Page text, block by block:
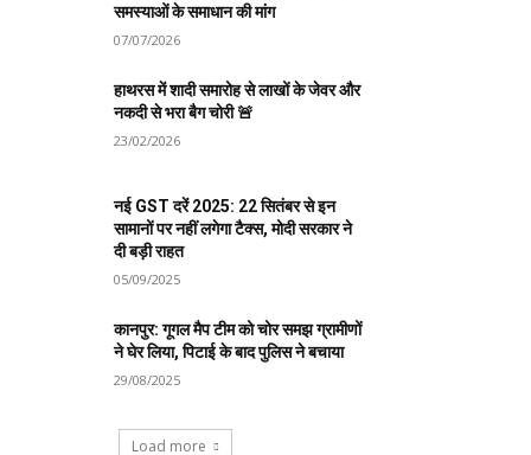
समस्याओं के समाधान की मांग
07/07/2026
हाथरस में शादी समारोह से लाखों के जेवर और
नकदी से भरा बैग चोरी 🚨
23/02/2026
नई GST दरें 2025: 22 सितंबर से इन
सामानों पर नहीं लगेगा टैक्स, मोदी सरकार ने
दी बड़ी राहत
05/09/2025
कानपुर: गूगल मैप टीम को चोर समझ ग्रामीणों
ने घेर लिया, पिटाई के बाद पुलिस ने बचाया
29/08/2025
Load more